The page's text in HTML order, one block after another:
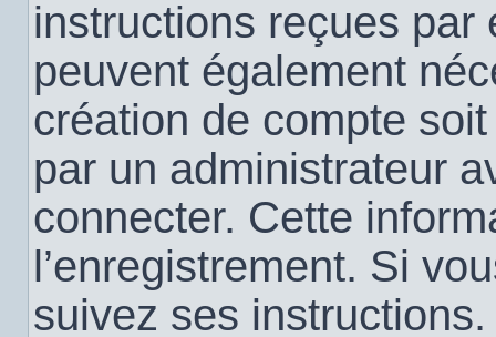
instructions reçues par
peuvent également
création de compte
par un administrateur
connecter. Cette
l’enregistrement. Si
suivez ses instructions.